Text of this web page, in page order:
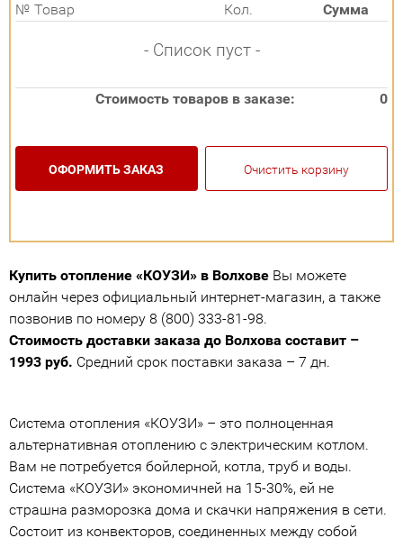
№ Товар Кол. Сумма
- Список пуст -
Стоимость товаров в заказе: 0
ОФОРМИТЬ ЗАКАЗ Очистить корзину
Купить отопление «КОУЗИ» в Волхове Вы можете
онлайн через официальный интернет-магазин, а также
позвонив по номеру 8 (800) 333-81-98.
Стоимость доставки заказа до Волхова составит –
1993 руб. Средний срок поставки заказа – 7 дн.
Система отопления «КОУЗИ» – это полноценная
альтернативная отоплению с электрическим котлом.
Вам не потребуется бойлерной, котла, труб и воды.
Система «КОУЗИ» экономичней на 15-30%, ей не
страшна разморозка дома и скачки напряжения в сети.
Состоит из конвекторов, соединенных между собой